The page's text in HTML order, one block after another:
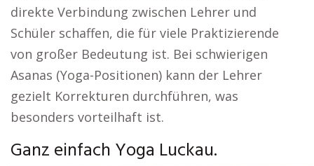
direkte Verbindung zwischen Lehrer und
Schüler schaffen, die für viele Praktizierende
von großer Bedeutung ist. Bei schwierigen
Asanas (Yoga-Positionen) kann der Lehrer
gezielt Korrekturen durchführen, was
besonders vorteilhaft ist.
Ganz einfach Yoga Luckau.